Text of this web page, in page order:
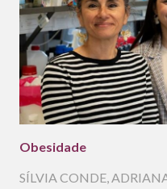
Obesidade
SÍLVIA CONDE,